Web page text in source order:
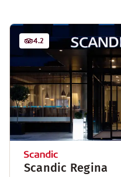
4.2
Scandic Regina